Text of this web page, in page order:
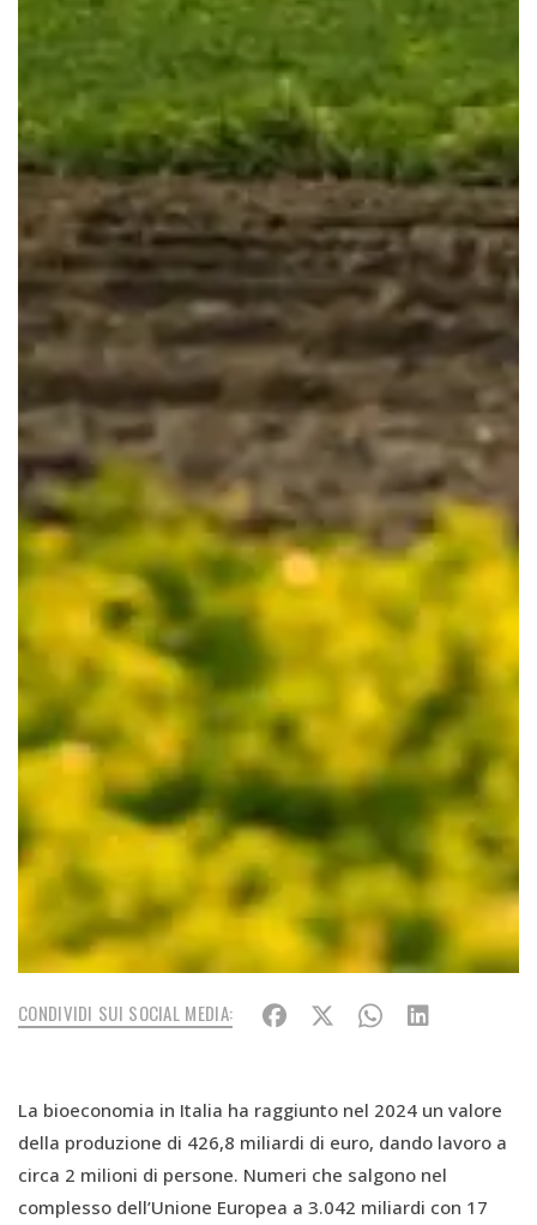
CONDIVIDI SUI SOCIAL MEDIA:
La bioeconomia in Italia ha raggiunto nel 2024 un valore
della produzione di 426,8 miliardi di euro, dando lavoro a
circa 2 milioni di persone. Numeri che salgono nel
complesso dell’Unione Europea a 3.042 miliardi con 17